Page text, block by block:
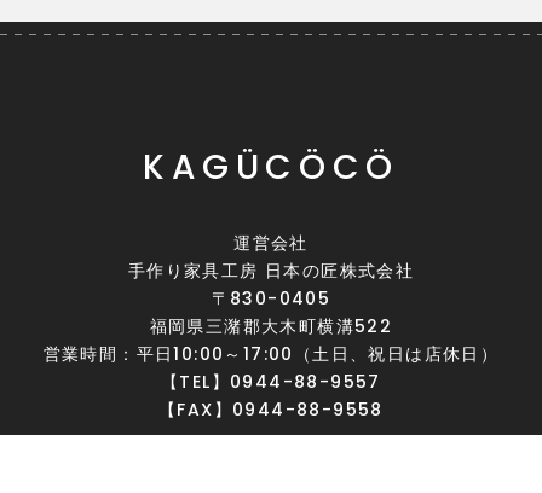
KAGÜCÖCÖ
運営会社
手作り家具工房 日本の匠株式会社
〒830-0405
福岡県三潴郡大木町横溝522
営業時間：平日10:00～17:00（土日、祝日は店休日）
【TEL】0944-88-9557
【FAX】0944-88-9558